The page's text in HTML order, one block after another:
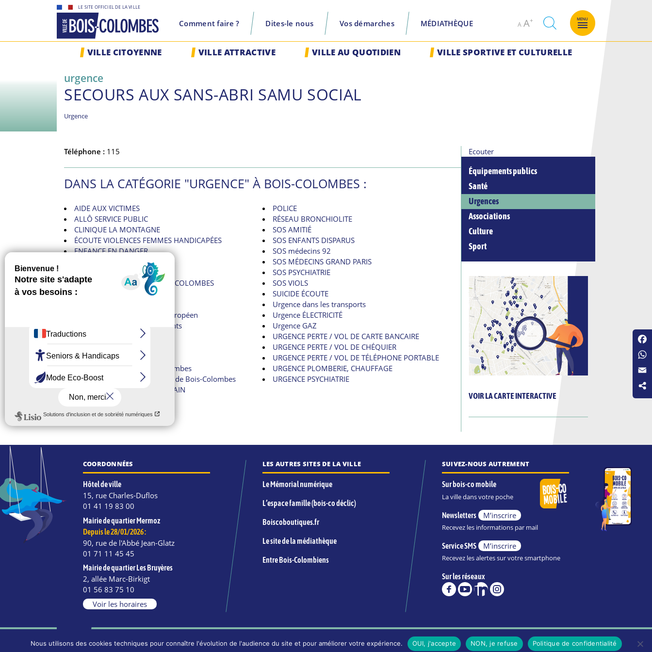
LE SITE OFFICIEL DE LA VILLE
ville
de
Colombes
Comment faire ? Dites-le nous Vos démarches MÉDIATHÈQUE A
Decrease
font
AIncrease
size.
recherche
MENU
VILLE CITOYENNE VILLE ATTRACTIVE VILLE AU QUOTIDIEN VILLE SPORTIVE ET CULTURELLE
urgence
SECOURS AUX SANS-ABRI SAMU SOCIAL
Urgence
Téléphone : 115
DANS LA CATÉGORIE "URGENCE" À BOIS-COLOMBES :
AIDE AUX VICTIMES
ALLÔ SERVICE PUBLIC
CLINIQUE LA MONTAGNE
ÉCOUTE VIOLENCES FEMMES HANDICAPÉES
ENFANCE EN DANGER
HÔPITAL LOUIS-MOURIER DE COLOMBES
INFOS ARNAQUES
Le 112 : numéro d’urgence européen
Le 114 : pour les malentendants
Le 15 : SAMU
Le commissariat d’Asnières
Le commissariat de Bois-Colombes
Le poste de police municipale de Bois-Colombes
OBJETS TROUVÉS DANS LE TRAIN
POLICE
RÉSEAU BRONCHIOLITE
SOS AMITIÉ
SOS ENFANTS DISPARUS
SOS médecins 92
SOS MÉDECINS GRAND PARIS
SOS PSYCHIATRIE
SOS VIOLS
SUICIDE ÉCOUTE
Urgence dans les transports
Urgence ÉLECTRICITÉ
Urgence GAZ
URGENCE PERTE / VOL DE CARTE BANCAIRE
URGENCE PERTE / VOL DE CHÉQUIER
URGENCE PERTE / VOL DE TÉLÉPHONE PORTABLE
URGENCE PLOMBERIE, CHAUFFAGE
URGENCE PSYCHIATRIE
Ecouter
Équipements publics
Santé
Urgences
Associations
Culture
Sport
VOIR LA CARTE INTERACTIVE
COORDONNÉES
Hôtel de ville
15, rue Charles-Duflos
01 41 19 83 00
Mairie de quartier Mermoz
Depuis le 28/01/2026 :
90, rue de l'Abbé Jean-Glatz
01 71 11 45 45
Mairie de quartier Les Bruyères
2, allée Marc-Birkigt
01 56 83 75 10
Voir les horaires
LES AUTRES SITES DE LA VILLE
Le Mémorial numérique
L’espace famille (bois-co déclic)
Boiscoboutiques.fr
Le site de la médiathèque
Entre Bois-Colombiens
SUIVEZ-NOUS AUTREMENT
Sur bois-co mobile
La ville dans votre poche
Newsletters M’inscrire
Recevez les informations par mail
Service SMS M’inscrire
Recevez les alertes sur votre smartphone
Sur les réseaux
INFORMATIONS LÉGALES ET ÉDITORIALES POLITIQUE DE CONFIDENTIALITÉ DE LA VILLE
Nous utilisons des cookies techniques pour connaître l'évolution de l'audience du site et pour améliorer votre expérience. OUI, j'accepte NON, je refuse Politique de confidentialité